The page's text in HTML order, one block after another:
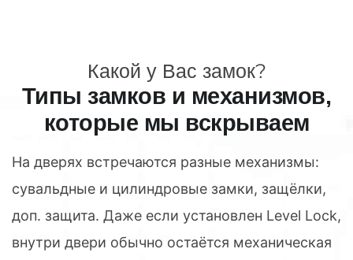
Какой у Вас замок?
Типы замков и механизмов,
которые мы вскрываем
На дверях встречаются разные механизмы:
сувальдные и цилиндровые замки, защёлки,
доп. защита. Даже если установлен Level Lock,
внутри двери обычно остаётся механическая